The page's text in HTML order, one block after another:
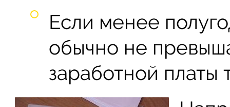
Если менее
обычно не
заработной платы